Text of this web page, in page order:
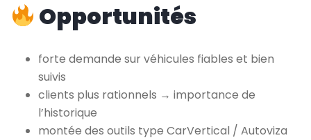
Opportunités
forte demande sur véhicules fiables et bien
suivis
clients plus rationnels → importance de
l’historique
montée des outils type CarVertical / Autoviza